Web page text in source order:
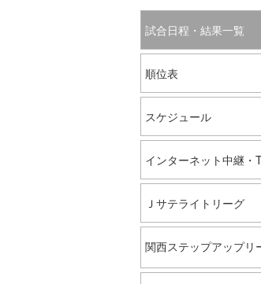
試合日程・結果一覧
順位表
スケジュール
インターネット中継・
Ｊサテライトリーグ
関西ステップアップリ